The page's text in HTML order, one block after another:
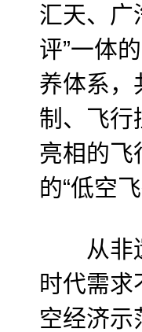
汇天、广
评”一体
养体系，
制、飞行
亮相的飞
的“低空
从非遗
时代需求
空经济示